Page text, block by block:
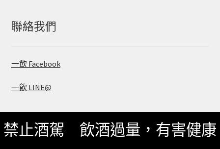
聯絡我們
一飲 Facebook
一飲 LINE@
禁止酒駕 飲酒過量，有害健康